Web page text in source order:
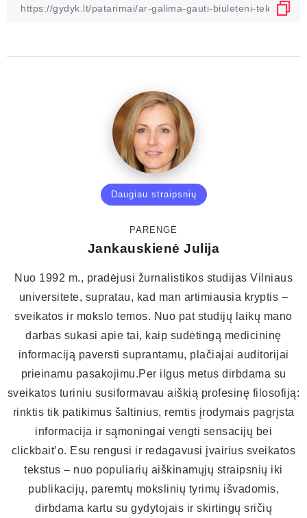
Daugiau straipsnių
PARENGĖ
Jankauskienė Julija
Nuo 1992 m., pradėjusi žurnalistikos studijas Vilniaus
universitete, supratau, kad man artimiausia kryptis –
sveikatos ir mokslo temos. Nuo pat studijų laikų mano
darbas sukasi apie tai, kaip sudėtingą medicininę
informaciją paversti suprantamu, plačiajai auditorijai
prieinamu pasakojimu.Per ilgus metus dirbdama su
sveikatos turiniu susiformavau aiškią profesinę filosofiją:
rinktis tik patikimus šaltinius, remtis įrodymais pagrįsta
informacija ir sąmoningai vengti sensacijų bei
clickbait’o. Esu rengusi ir redagavusi įvairius sveikatos
tekstus – nuo populiarių aiškinamųjų straipsnių iki
publikacijų, paremtų mokslinių tyrimų išvadomis,
dirbdama kartu su gydytojais ir skirtingų sričių